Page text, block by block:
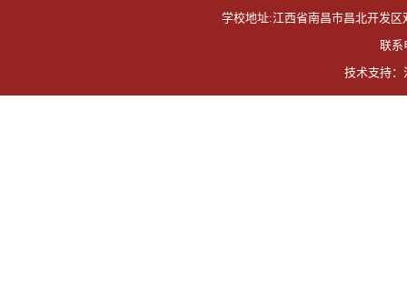
学校地址:江西省南昌市昌北开发
联系
技术支持